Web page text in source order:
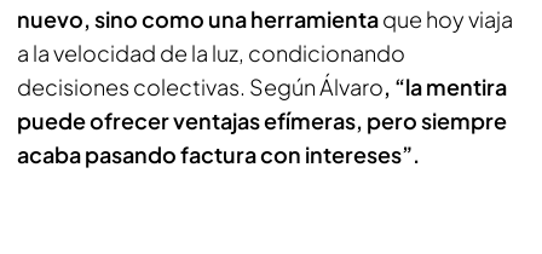
nuevo, sino como una herramientaque hoy viaja
a la velocidad de la luz, condicionando
decisiones colectivas. Según Álvaro, “la mentira
puede ofrecer ventajas efímeras, pero siempre
acaba pasando factura con intereses”.